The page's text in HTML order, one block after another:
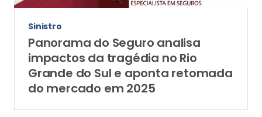
Sinistro
Panorama do Seguro analisa
impactos da tragédia no Rio
Grande do Sul e aponta retomada
do mercado em 2025